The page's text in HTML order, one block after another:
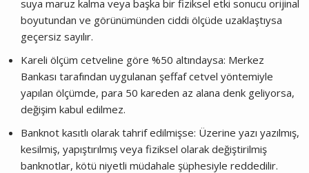
suya maruz kalma veya başka bir fiziksel etki sonucu orijinal
boyutundan ve görünümünden ciddi ölçüde uzaklaştıysa
geçersiz sayılır.
Kareli ölçüm cetveline göre %50 altındaysa: Merkez
Bankası tarafından uygulanan şeffaf cetvel yöntemiyle
yapılan ölçümde, para 50 kareden az alana denk geliyorsa,
değişim kabul edilmez.
Banknot kasıtlı olarak tahrif edilmişse: Üzerine yazı yazılmış,
kesilmiş, yapıştırılmış veya fiziksel olarak değiştirilmiş
banknotlar, kötü niyetli müdahale şüphesiyle reddedilir.